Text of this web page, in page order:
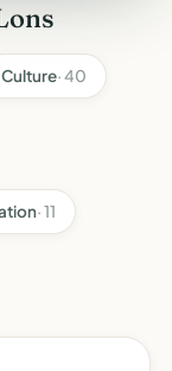
Culture· 40
· 11